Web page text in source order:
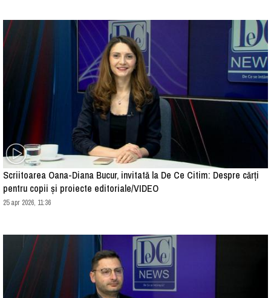
Scriitoarea Oana-Diana Bucur, invitată la De Ce Citim: Despre cărți
pentru copii și proiecte editoriale/VIDEO
25 apr 2026, 11:36